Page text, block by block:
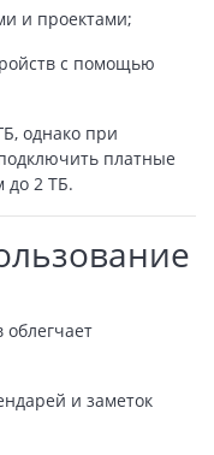
и проектами;
с помощью
однако при
платные
2 ТБ.
и заметок